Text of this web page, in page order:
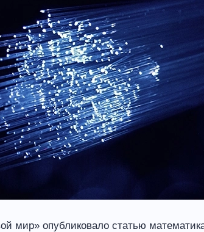
мир» опубликовало статью